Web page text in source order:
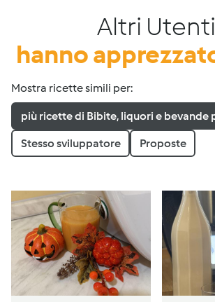
Altri Utenti
hanno
Mostra ricette simili per:
più ricette di Bibite, liquori e bevande
Stesso sviluppatore Proposte